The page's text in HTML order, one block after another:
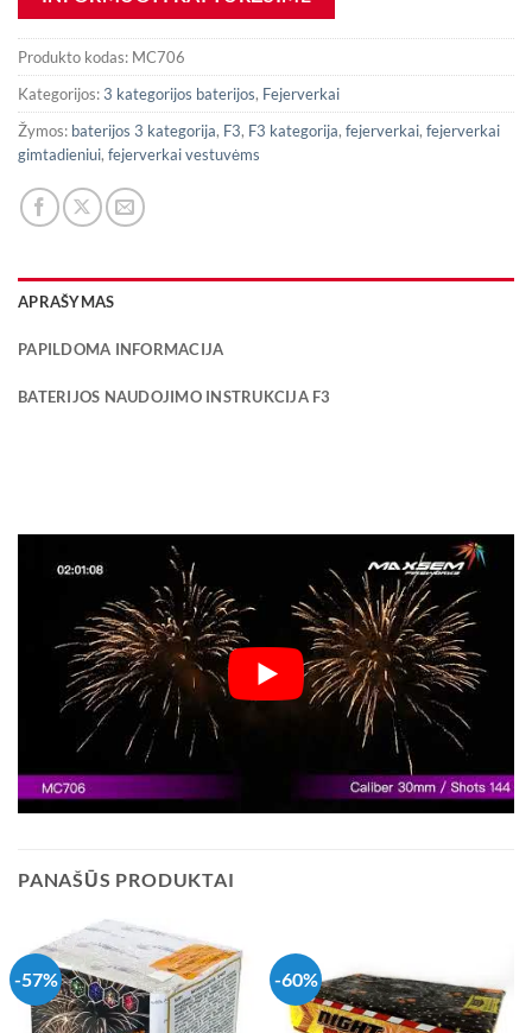
Produkto kodas: MC706
Kategorijos:3 kategorijos baterijos, Fejerverkai
Žymos: baterijos 3 kategorija, F3, F3 kategorija, fejerverkai, fejerverkai
gimtadieniui, fejerverkai vestuvėms
APRAŠYMAS
PAPILDOMA INFORMACIJA
BATERIJOS NAUDOJIMO INSTRUKCIJA F3
PANAŠŪS PRODUKTAI
-57% -60%